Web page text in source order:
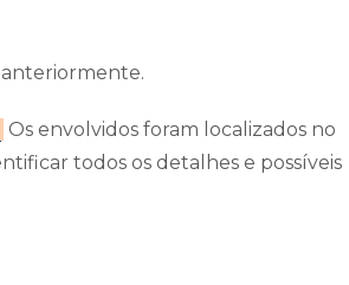
anteriormente.
Os envolvidos foram localizados no
todos os detalhes e possíveis